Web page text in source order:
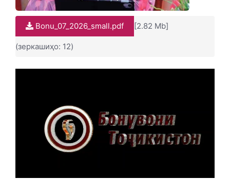
Bonu_07_2026_small.pdf [2.82 Mb]
(зеркашиҳо: 12)